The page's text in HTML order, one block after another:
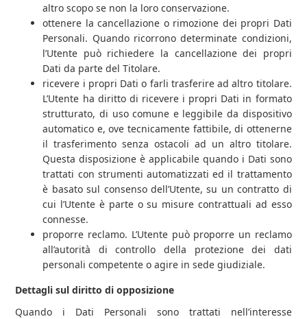
altro scopo se non la loro conservazione.
ottenere la cancellazione o rimozione dei propri Dati
Personali. Quando ricorrono determinate condizioni,
l’Utente può richiedere la cancellazione dei propri
Dati da parte del Titolare.
ricevere i propri Dati o farli trasferire ad altro titolare.
L’Utente ha diritto di ricevere i propri Dati in formato
strutturato, di uso comune e leggibile da dispositivo
automatico e, ove tecnicamente fattibile, di ottenerne
il trasferimento senza ostacoli ad un altro titolare.
Questa disposizione è applicabile quando i Dati sono
trattati con strumenti automatizzati ed il trattamento
è basato sul consenso dell’Utente, su un contratto di
cui l’Utente è parte o su misure contrattuali ad esso
connesse.
proporre reclamo. L’Utente può proporre un reclamo
all’autorità di controllo della protezione dei dati
personali competente o agire in sede giudiziale.
Dettagli sul diritto di opposizione
Quando i Dati Personali sono trattati nell’interesse